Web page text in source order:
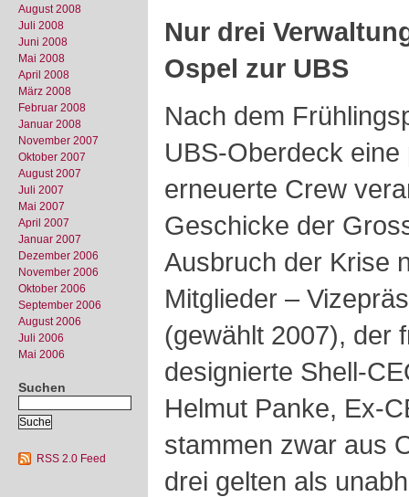
August 2008
Juli 2008
Juni 2008
Mai 2008
April 2008
März 2008
Februar 2008
Januar 2008
November 2007
Oktober 2007
August 2007
Juli 2007
Mai 2007
April 2007
Januar 2007
Dezember 2006
November 2006
Oktober 2006
September 2006
August 2006
Juli 2006
Mai 2006
Suchen
RSS 2.0 Feed
Nur drei
Ospel zur UBS
Nach dem
UBS-Oberdeck
erneuerte Crew
Geschicke der
Ausbruch der Krise
Mitglieder –
(gewählt 2007), der
designierte Shell-
Helmut Panke, Ex-
stammen zwar aus
drei gelten als